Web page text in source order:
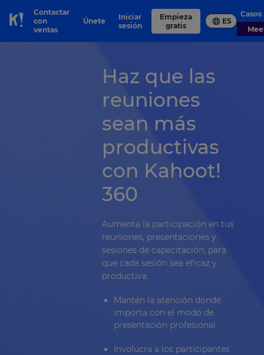
Skip to Page content
Contactar
con
ventas
Únete
Iniciar
sesión
Empieza
gratis
ES
Haz que las
reuniones
sean más
productivas
con Kahoot!
360
Aumenta la participación en tus
reuniones, presentaciones y
sesiones de capacitación, para
que cada sesión sea eficaz y
productiva.
Mantén la atención donde
importa con el modo de
presentación profesional
Involucra a los participantes